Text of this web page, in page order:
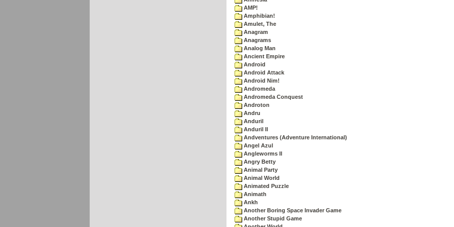
AMP!
Amphibian!
Amulet, The
Anagram
Anagrams
Analog Man
Ancient Empire
Android
Android Attack
Android Nim!
Andromeda
Andromeda Conquest
Androton
Andru
Anduril
Anduril II
Andventures (Adventure International)
Angel Azul
Angleworms II
Angry Betty
Animal Party
Animal World
Animated Puzzle
Animath
Ankh
Another Boring Space Invader Game
Another Stupid Game